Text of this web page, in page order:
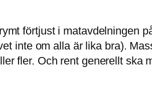
förtjust i matavdelningen
inte om alla är lika bra).
fler. Och rent generellt ska